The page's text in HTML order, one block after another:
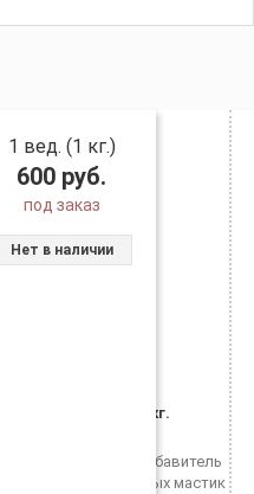
1 вед. (1 кг.)
600 руб.
под заказ
Нет в наличии
Ксилол, 1 кг.
Растворитель/разбавитель
для полиуретановых мастик